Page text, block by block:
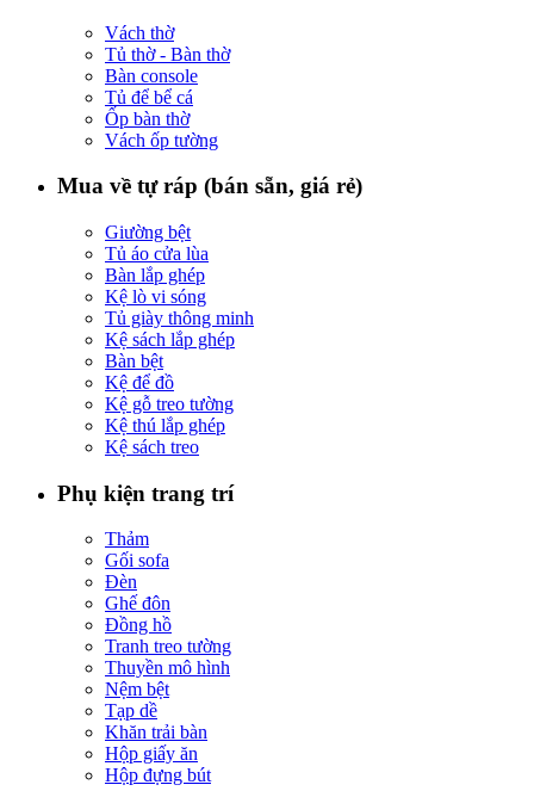
Vách thờ
Tủ thờ - Bàn thờ
Bàn console
Tủ để bể cá
Ốp bàn thờ
Vách ốp tường
Mua về tự ráp (bán sẵn, giá rẻ)
Giường bệt
Tủ áo cửa lùa
Bàn lắp ghép
Kệ lò vi sóng
Tủ giày thông minh
Kệ sách lắp ghép
Bàn bệt
Kệ để đồ
Kệ gỗ treo tường
Kệ thú lắp ghép
Kệ sách treo
Phụ kiện trang trí
Thảm
Gối sofa
Đèn
Ghế đôn
Đồng hồ
Tranh treo tường
Thuyền mô hình
Nệm bệt
Tạp dề
Khăn trải bàn
Hộp giấy ăn
Hộp đựng bút